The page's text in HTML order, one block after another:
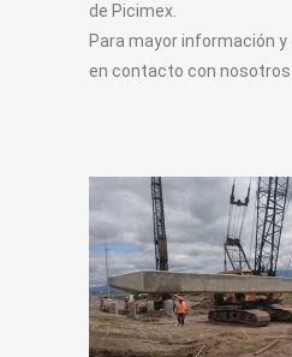
de Picimex.
Para mayor información
en contacto con nosotros.